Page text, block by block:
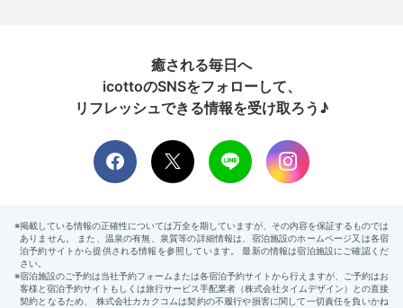
癒される毎日へ
icottoのSNSをフォローして、
リフレッシュできる情報を受け取ろう♪